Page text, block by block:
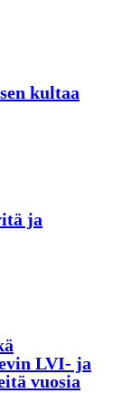
kultaa
ja
LVI- ja
vuosia